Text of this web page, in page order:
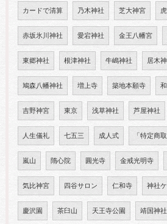
カードで清算 乃木神社 芝大神宮
赤坂氷川神社 愛宕神社 金王八幡宮
東郷神社 根津神社 牛嶋神社 居木
鳩森八幡神社 増上寺 築地本願寺
吉野神宮 東京 浅草神社 芦屋神社
人生儀礼 七五三 成人式 「特定商
嵐山 隋心院 圓光寺 金戒光明寺
気比神宮 四谷サロン 仁和寺 神社
慶沢園 茶臼山 天王寺公園 靖国神社